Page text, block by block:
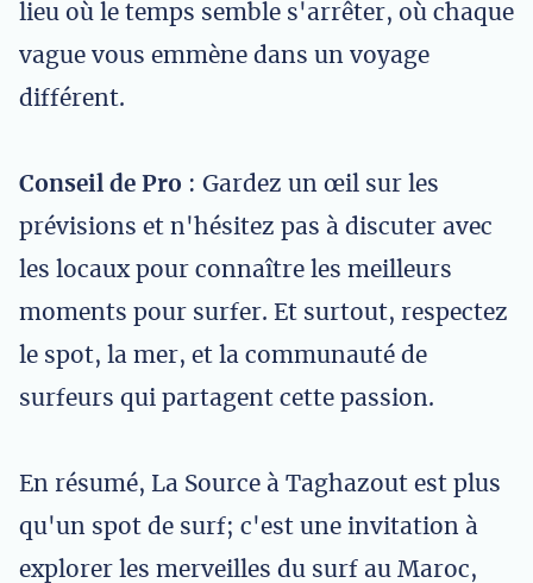
lieu où le temps semble s'arrêter, où chaque
vague vous emmène dans un voyage
différent.
Conseil de Pro : Gardez un œil sur les
prévisions et n'hésitez pas à discuter avec
les locaux pour connaître les meilleurs
moments pour surfer. Et surtout, respectez
le spot, la mer, et la communauté de
surfeurs qui partagent cette passion.
En résumé, La Source à Taghazout est plus
qu'un spot de surf; c'est une invitation à
explorer les merveilles du surf au Maroc,